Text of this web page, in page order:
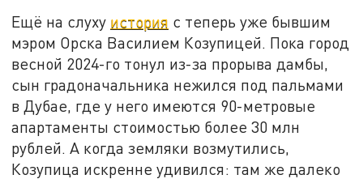
Ещё на слуху история с теперь уже бывшим
мэром Орска Василием Козупицей. Пока город
весной 2024-го тонул из-за прорыва дамбы,
сын градоначальника нежился под пальмами
в Дубае, где у него имеются 90-метровые
апартаменты стоимостью более 30 млн
рублей. А когда земляки возмутились,
Козупица искренне удивился: там же далеко